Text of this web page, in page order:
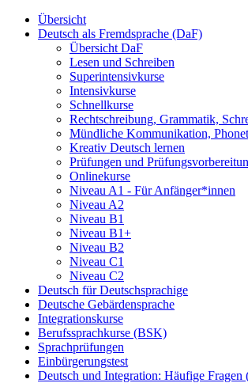
Übersicht
Deutsch als Fremdsprache (DaF)
Übersicht DaF
Lesen und Schreiben
Superintensivkurse
Intensivkurse
Schnellkurse
Rechtschreibung, Grammatik,
Mündliche Kommunikation,
Kreativ Deutsch lernen
Prüfungen und
Onlinekurse
Niveau A1 - Für Anfänger*innen
Niveau A2
Niveau B1
Niveau B1+
Niveau B2
Niveau C1
Niveau C2
Deutsch für Deutschsprachige
Deutsche Gebärdensprache
Integrationskurse
Berufssprachkurse (BSK)
Sprachprüfungen
Einbürgerungstest
Deutsch und Integration: Häufige Fragen